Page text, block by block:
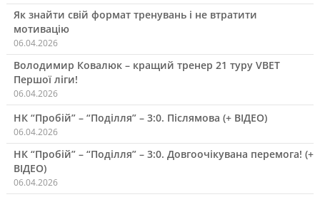
Як знайти свій формат тренувань і не втратити
мотивацію
06.04.2026
Володимир Ковалюк – кращий тренер 21 туру VBET
Першої ліги!
06.04.2026
НК “Пробій” – “Поділля” – 3:0. Післямова (+ ВІДЕО)
06.04.2026
НК “Пробій” – “Поділля” – 3:0. Довгоочікувана перемога! (+
ВІДЕО)
06.04.2026